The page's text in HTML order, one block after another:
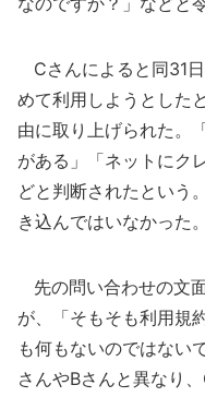
Cさんによると同31
めて利用しようとした
由に取り上げられた。
がある」「ネットにク
どと判断されたという
き込んではいなかった。
先の問い合わせの文
が、「そもそも利用規
も何もないのではない
さんやBさんと異なり